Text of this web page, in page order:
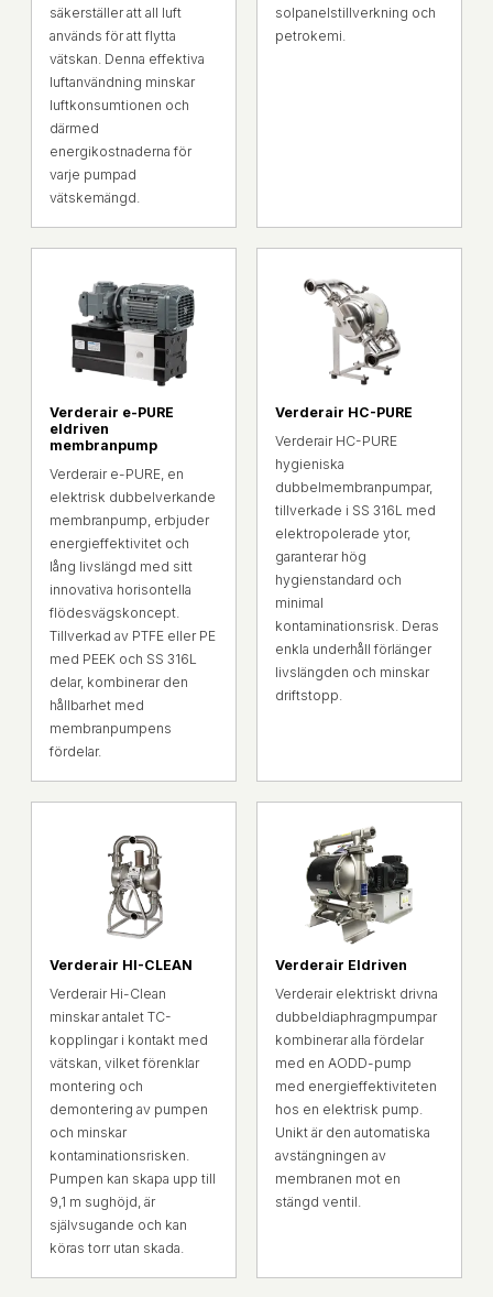
säkerställer att all luft
används för att flytta
vätskan. Denna effektiva
luftanvändning minskar
luftkonsumtionen och
därmed
energikostnaderna för
varje pumpad
vätskemängd.
solpanelstillverkning och
petrokemi.
Verderair e-PURE
eldriven
membranpump
Verderair e-PURE, en
elektrisk dubbelverkande
membranpump, erbjuder
energieffektivitet och
lång livslängd med sitt
innovativa horisontella
flödesvägskoncept.
Tillverkad av PTFE eller PE
med PEEK och SS 316L
delar, kombinerar den
hållbarhet med
membranpumpens
fördelar.
Verderair HC-PURE
Verderair HC-PURE
hygieniska
dubbelmembranpumpar,
tillverkade i SS 316L med
elektropolerade ytor,
garanterar hög
hygienstandard och
minimal
kontaminationsrisk. Deras
enkla underhåll förlänger
livslängden och minskar
driftstopp.
Verderair HI-CLEAN
Verderair Hi-Clean
minskar antalet TC-
kopplingar i kontakt med
vätskan, vilket förenklar
montering och
demontering av pumpen
och minskar
kontaminationsrisken.
Pumpen kan skapa upp till
9,1 m sughöjd, är
självsugande och kan
köras torr utan skada.
Verderair Eldriven
Verderair elektriskt drivna
dubbeldiaphragmpumpar
kombinerar alla fördelar
med en AODD-pump
med energieffektiviteten
hos en elektrisk pump.
Unikt är den automatiska
avstängningen av
membranen mot en
stängd ventil.